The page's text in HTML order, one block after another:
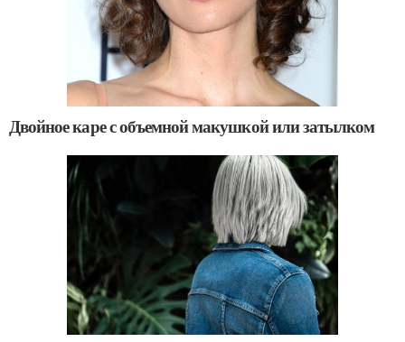
Двойное каре с объемной макушкой или затылком